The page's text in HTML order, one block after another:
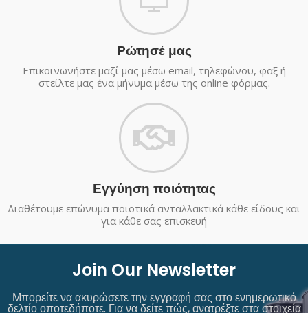
Ρώτησέ μας
Επικοινωνήστε μαζί μας μέσω email, τηλεφώνου, φαξ ή
στείλτε μας ένα μήνυμα μέσω της online φόρμας.
Εγγύηση ποιότητας
Διαθέτουμε επώνυμα ποιοτικά ανταλλακτικά κάθε είδους και
για κάθε σας επισκευή
Join Our Newsletter
Μπορείτε να ακυρώσετε την εγγραφή σας στο ενημερωτικό
δελτίο οποτεδήποτε. Για να δείτε πώς, ανατρέξτε στα στοιχεία